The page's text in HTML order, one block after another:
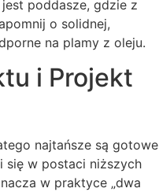
poddasze, gdzie z
o solidnej,
na plamy z oleju.
i Projekt
najtańsze są gotowe
się w postaci niższych
w praktyce „dwa